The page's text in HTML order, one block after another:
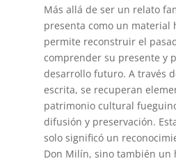
Más allá de ser un relato
presenta como un material
permite reconstruir el
comprender su presente y
desarrollo futuro. A través
escrita, se recuperan
patrimonio cultural
difusión y preservación.
solo significó un
Don Milín, sino también un